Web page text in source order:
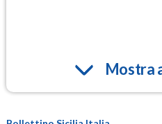
Mostra